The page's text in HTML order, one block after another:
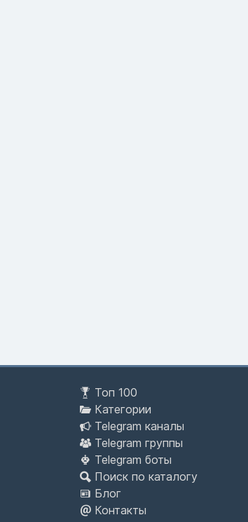
Топ 100
Категории
Telegram каналы
Telegram группы
Telegram боты
Поиск по каталогу
Блог
Контакты